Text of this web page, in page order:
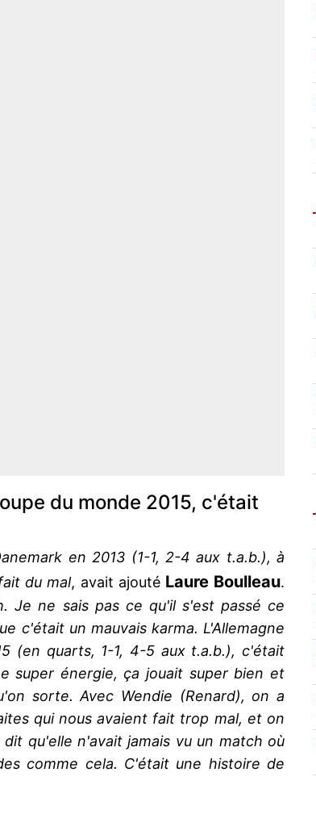
du monde 2015, c'était
en 2013 (1-1, 2-4 aux t.a.b.), à
du mal, avait ajouté Laure Boulleau.
Je ne sais pas ce qu'il s'est passé ce
c'était un mauvais karma. L'Allemagne
(en quarts, 1-1, 4-5 aux t.a.b.), c'était
super énergie, ça jouait super bien et
sorte. Avec Wendie (Renard), on a
qui nous avaient fait trop mal, et on
qu'elle n'avait jamais vu un match où
comme cela. C'était une histoire de